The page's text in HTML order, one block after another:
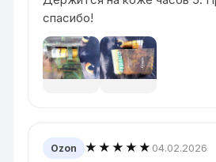
спасибо!
Ozon ★★★★★ 04.02.2026